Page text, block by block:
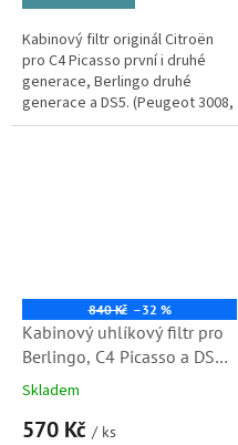
Kabinový filtr originál Citroën
pro C4 Picasso první i druhé
generace, Berlingo druhé
generace a DS5. (Peugeot 3008,
5008 a Partner 2) Chrání posádku
840 Kč –32 %
Kabinový uhlíkový filtr pro
Berlingo, C4 Picasso a DS5,
originál Citroen (6447XG)
Skladem
570 Kč / ks